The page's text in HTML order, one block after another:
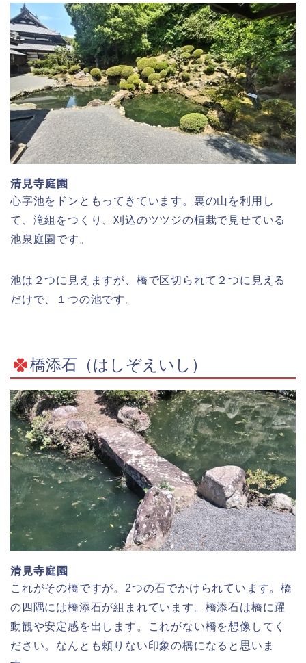
清見寺庭園
心字池をドンともってきています。裏の山を利用し
て、滝組をつくり、刈込のツツジの植栽で見せている
池泉庭園です。
池は２つに見えますが、橋で区切られて２つに見える
だけで、１つの池です。
橋添石（はしぞえいし）
清見寺庭園
これがその橋ですが。2つの石でかけられています。橋
の四隅には橋添石が組まれています。橋添石は橋に躍
動観や安定感を出します。これがない橋を想像してく
ださい。なんとも頼りない印象の橋になると思いま